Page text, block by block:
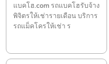
แบคโฮ.com รถแบคโฮรับจ้าง
พิจิตรให้เช่ารายเดือน บริการ
รถแม็คโครให้เช่า ร